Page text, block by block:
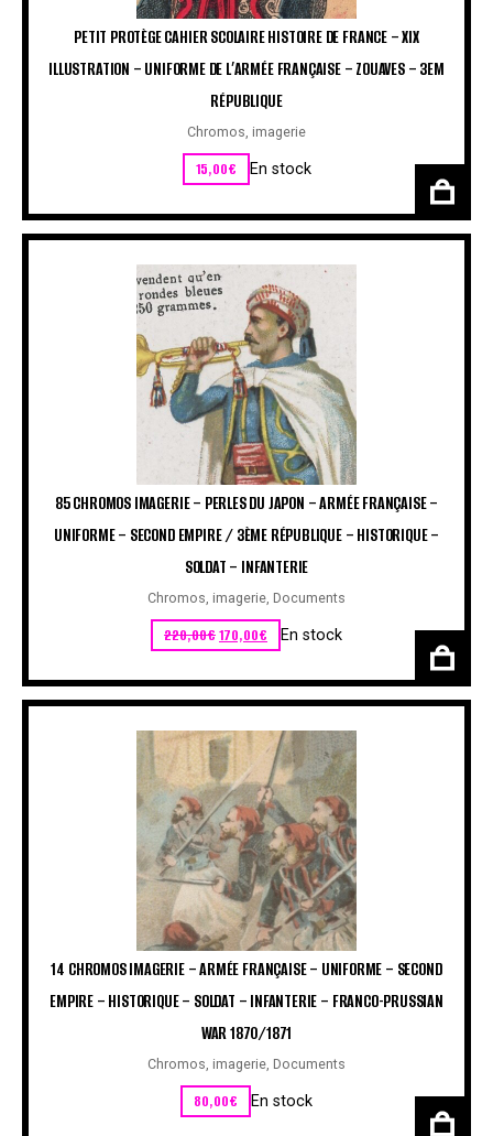
PETIT PROTÈGE CAHIER SCOLAIRE HISTOIRE DE FRANCE – XIX
ILLUSTRATION – UNIFORME DE L’ARMÉE FRANÇAISE – ZOUAVES – 3EM
RÉPUBLIQUE
Chromos, imagerie
15,00€ En stock
85 CHROMOS IMAGERIE – PERLES DU JAPON – ARMÉE FRANÇAISE –
UNIFORME – SECOND EMPIRE / 3ÈME RÉPUBLIQUE – HISTORIQUE –
SOLDAT – INFANTERIE
Chromos, imagerie, Documents
220,00€Le prix initial était : 220,00€.
170,00€ Le prix actuel est : 170,00€.
En stock
14 CHROMOS IMAGERIE – ARMÉE FRANÇAISE – UNIFORME – SECOND
EMPIRE – HISTORIQUE – SOLDAT – INFANTERIE – FRANCO-PRUSSIAN
WAR 1870/1871
Chromos, imagerie, Documents
80,00€ En stock